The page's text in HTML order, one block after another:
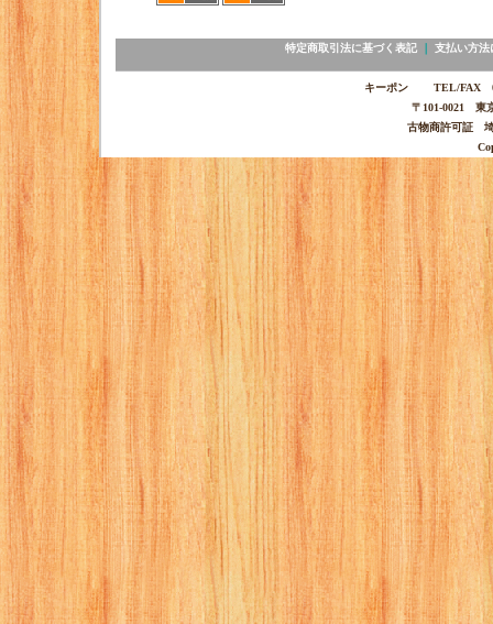
特定商取引法に基づく表記｜ 支払い方法
キーポン TEL/FAX
〒101-0021 東
古物商許可証